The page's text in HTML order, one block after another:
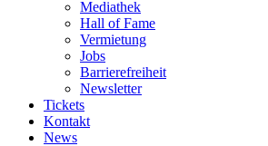
Mediathek
Hall of Fame
Vermietung
Jobs
Barrierefreiheit
Newsletter
Tickets
Kontakt
News